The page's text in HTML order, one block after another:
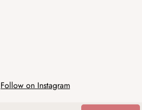
Follow on Instagram